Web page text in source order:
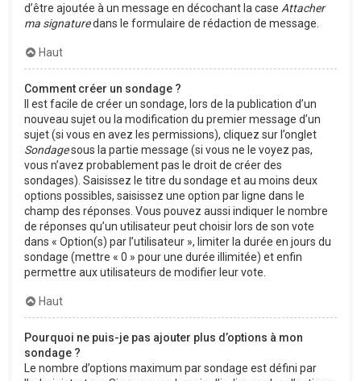
d’être ajoutée à un message en décochant la case Attacher
ma signaturedans le formulaire de rédaction de message.
Haut
Comment créer un sondage ?
Il est facile de créer un sondage, lors de la publication d’un
nouveau sujet ou la modification du premier message d’un
sujet (si vous en avez les permissions), cliquez sur l’onglet
Sondagesous la partie message (si vous ne le voyez pas,
vous n’avez probablement pas le droit de créer des
sondages). Saisissez le titre du sondage et au moins deux
options possibles, saisissez une option par ligne dans le
champ des réponses. Vous pouvez aussi indiquer le nombre
de réponses qu’un utilisateur peut choisir lors de son vote
dans « Option(s) par l’utilisateur », limiter la durée en jours du
sondage (mettre « 0 » pour une durée illimitée) et enfin
permettre aux utilisateurs de modifier leur vote.
Haut
Pourquoi ne puis-je pas ajouter plus d’options à mon
sondage ?
Le nombre d’options maximum par sondage est défini par